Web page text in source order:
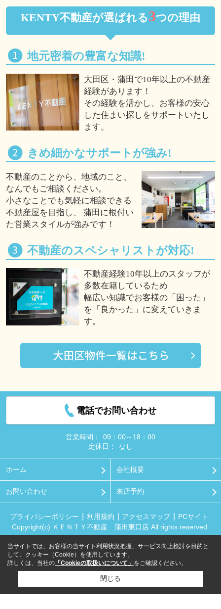
KENTY不動産が選ばれる3つの理由
地元密着の豊富な知識!
大田区・蒲田で10年以上の不動産
経験があります！
その経験を活かし、お客様の安心
した住まい探しをサポートいたし
ます。
きめ細かなサポートが強み!
不動産のことから、地域のこと、
なんでもご相談ください。
小さなことでも気軽に相談できる
不動産屋を目指し、 蒲田に根付い
た営業スタイルが強みです！
不動産のスペシャリストが対応!
不動産経験10年以上のスタッフが
多数在籍しているため
幅広い知識でお客様の「困った」
を「良かった」に変えていきま
す。
電話でお問い合わせ
営業時間：
09：00～18：00
定休日：
なし
ホーム 会社概要
お問い合わせ 来店予約
プライバシーポリシー 利用規約 アクセスマップ
PCサイト
Copyright(c) ＫＥＮＴＹ不動産 蒲田東口店 All rights reserved.
当サイトでは、お客様の当サイト利用状況把握、サービス向上検討を目的と
して、クッキー（Cookie）を使用しています。
詳しくは、当社の 「Cookieの取扱いについて」 をご確認ください。
閉じる